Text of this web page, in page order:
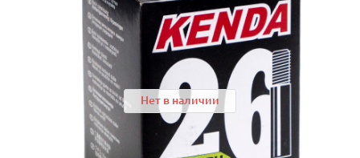
Нет в наличии